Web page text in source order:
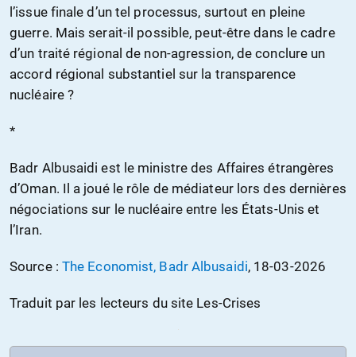
l’issue finale d’un tel processus, surtout en pleine
guerre. Mais serait-il possible, peut-être dans le cadre
d’un traité régional de non-agression, de conclure un
accord régional substantiel sur la transparence
nucléaire ?
*
Badr Albusaidi est le ministre des Affaires étrangères
d’Oman. Il a joué le rôle de médiateur lors des dernières
négociations sur le nucléaire entre les États-Unis et
l’Iran.
Source : The Economist, Badr Albusaidi, 18-03-2026
Traduit par les lecteurs du site Les-Crises